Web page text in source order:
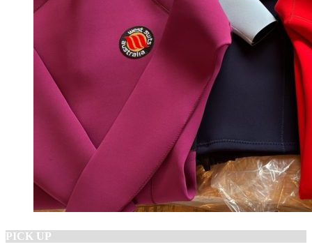
PICK UP